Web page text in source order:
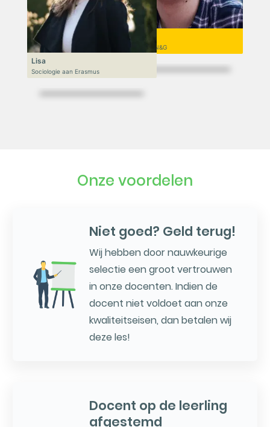
Niek
VWO 6, N&T/N&G
Lisa
Sociologie aan Erasmus
Onze voordelen
Niet goed? Geld terug!
Wij hebben door nauwkeurige
selectie een groot vertrouwen
in onze docenten. Indien de
docent niet voldoet aan onze
kwaliteitseisen, dan betalen wij
deze les!
Docent op de leerling
afgestemd